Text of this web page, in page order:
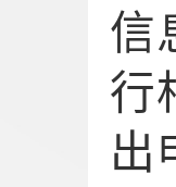
信
行
出